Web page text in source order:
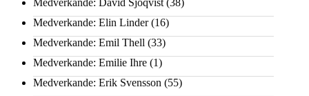
Medverkande: David Sjöqvist (38)
Medverkande: Elin Linder(16)
Medverkande: Emil Thell (33)
Medverkande: Emilie Ihre (1)
Medverkande: Erik Svensson (55)